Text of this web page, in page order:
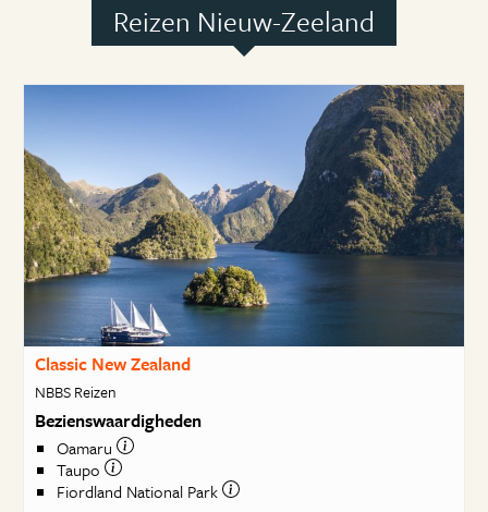
Reizen Nieuw-Zeeland
Classic New Zealand
NBBS Reizen
Bezienswaardigheden
Oamaru
Taupo
Fiordland National Park